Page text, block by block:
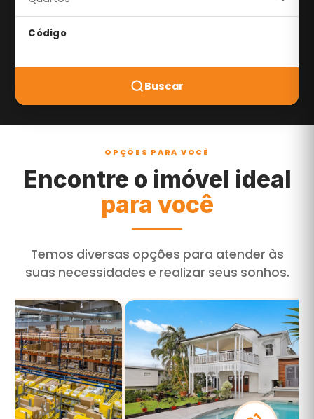
Código
Buscar
OPÇÕES PARA VOCÊ
Encontre o imóvel ideal
para você
Temos diversas opções para atender às
suas necessidades e realizar seus sonhos.